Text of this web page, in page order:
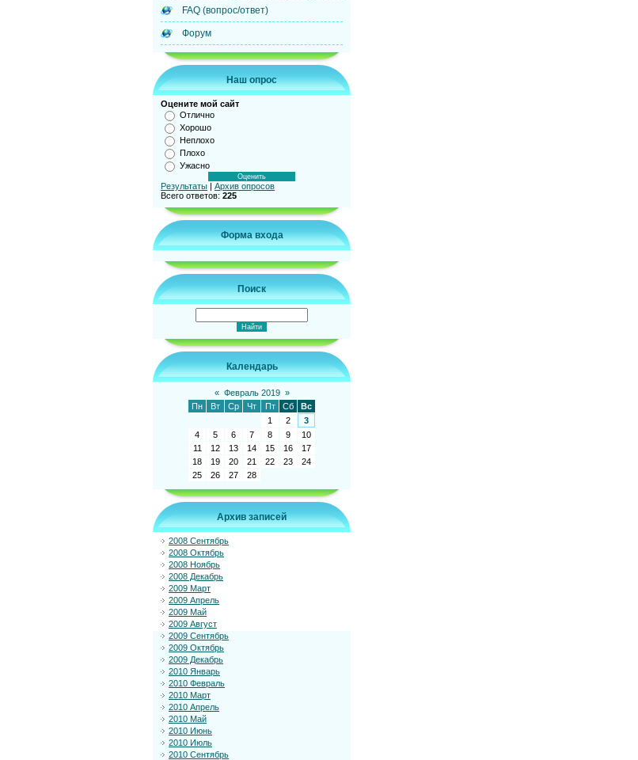
FAQ (вопрос/ответ)
Форум
Наш опрос
Оцените мой сайт
Отлично
Хорошо
Неплохо
Плохо
Ужасно
Результаты | Архив опросов
Всего ответов: 225
Форма входа
Поиск
Календарь
« Февраль 2019 »
Пн
Вт Ср Чт Пт Сб
Вс
1
2
3
4
5 6 7 8 9
10
11
12 13 14 15 16
17
18
19 20 21 22 23
24
25
26 27 28
Архив записей
2008 Сентябрь
2008 Октябрь
2008 Ноябрь
2008 Декабрь
2009 Март
2009 Апрель
2009 Май
2009 Август
2009 Сентябрь
2009 Октябрь
2009 Декабрь
2010 Январь
2010 Февраль
2010 Март
2010 Апрель
2010 Май
2010 Июнь
2010 Июль
2010 Сентябрь